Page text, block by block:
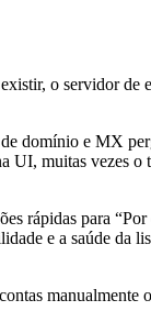
o servidor de
domínio e MX
UI, muitas vezes o
rápidas para
e a saúde da
manualmente